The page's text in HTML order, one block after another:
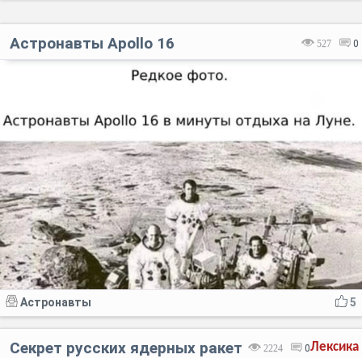
527 0
Астронавты Apollo 16
5
Астронавты
Лексика
2224 0
Секрет русских ядерных ракет